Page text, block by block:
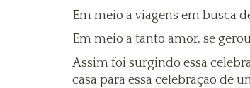
Em meio a viagens em busca
Em meio a tanto amor, se
Assim foi surgindo essa
casa para essa celebração de